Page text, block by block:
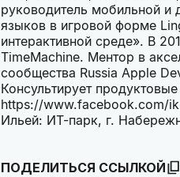
руководитель мобильной и
языков в игровой форме
интерактивной среде». В
TimeMachine. Ментор в
сообщества Russia Apple
Консультирует
https://www.facebook.com/
Ильей: ИТ-парк, г.
ПОДЕЛИТЬСЯ ССЫЛКОЙ